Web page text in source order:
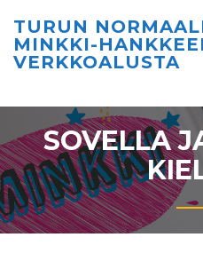
TURUN
MINKKI-
VERKKOALUSTA
SOVELLA